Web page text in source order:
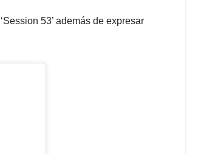
53’ además de expresar